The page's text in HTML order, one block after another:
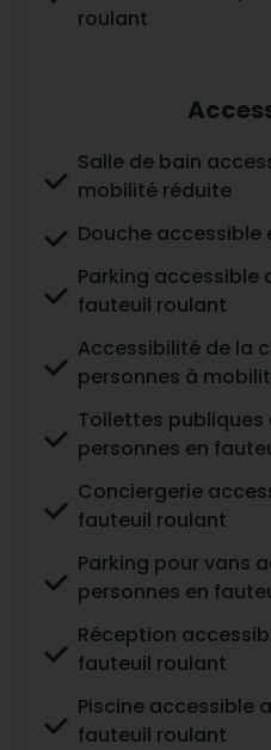
roulant
Salle de bain
mobilité réduite
Douche
Parking accessible
fauteuil roulant
Accessibilité de la
personnes à
Toilettes publiques
personnes en
Conciergerie
fauteuil roulant
Parking pour vans
personnes en
Réception
fauteuil roulant
Piscine accessible
fauteuil roulant